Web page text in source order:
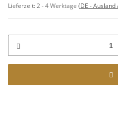
Lieferzeit:2 - 4 Werktage (DE - Ausland